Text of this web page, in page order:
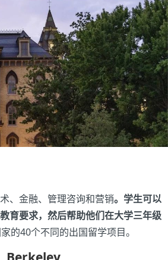
、金融、管理咨询和营销。学生可以
育要求，然后帮助他们在大学三年级
的40个不同的出国留学项目。